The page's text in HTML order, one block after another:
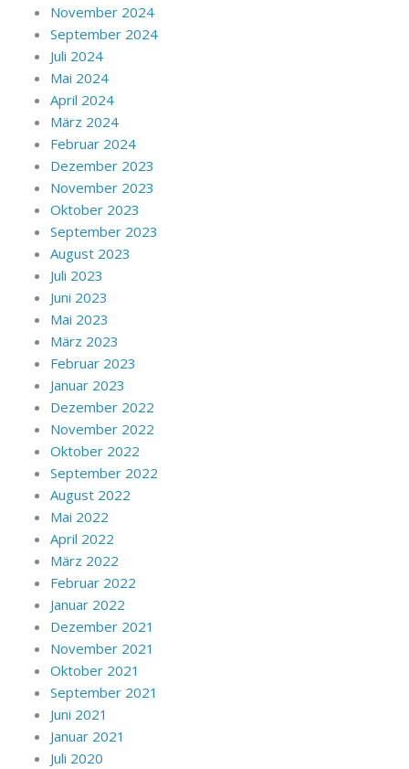
November 2024
September 2024
Juli 2024
Mai 2024
April 2024
März 2024
Februar 2024
Dezember 2023
November 2023
Oktober 2023
September 2023
August 2023
Juli 2023
Juni 2023
Mai 2023
März 2023
Februar 2023
Januar 2023
Dezember 2022
November 2022
Oktober 2022
September 2022
August 2022
Mai 2022
April 2022
März 2022
Februar 2022
Januar 2022
Dezember 2021
November 2021
Oktober 2021
September 2021
Juni 2021
Januar 2021
Juli 2020